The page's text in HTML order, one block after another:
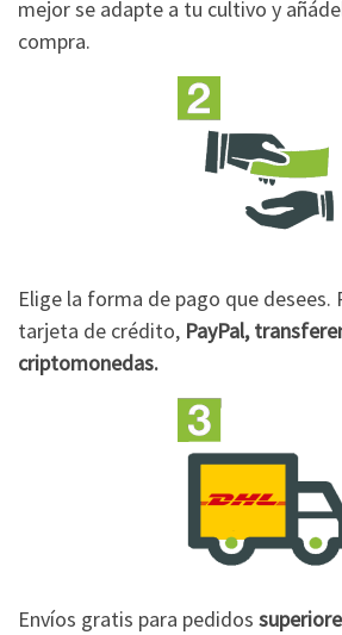
mejor se adapte a tu cultivo y
compra.
Elige la forma de pago que desees.
tarjeta de crédito, PayPal,
criptomonedas.
Envíos gratis para pedidos